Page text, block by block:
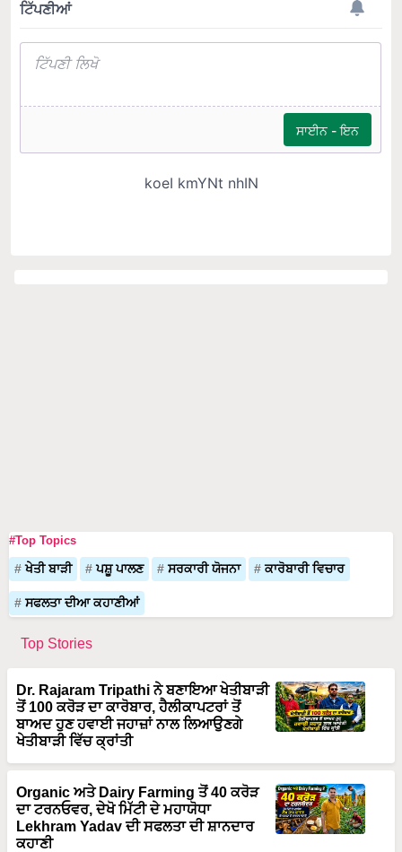
#Top Topics
ਖੇਤੀ ਬਾੜੀ ਪਸ਼ੂ ਪਾਲਣ ਸਰਕਾਰੀ ਯੋਜਨਾ ਕਾਰੋਬਾਰੀ ਵਿਚਾਰ
ਸਫਲਤਾ ਦੀਆ ਕਹਾਣੀਆਂ
Top Stories
Dr. Rajaram Tripathi ਨੇ ਬਣਾਇਆ ਖੇਤੀਬਾੜੀ
ਤੋਂ 100 ਕਰੋੜ ਦਾ ਕਾਰੋਬਾਰ, ਹੈਲੀਕਾਪਟਰਾਂ ਤੋਂ
ਬਾਅਦ ਹੁਣ ਹਵਾਈ ਜਹਾਜ਼ਾਂ ਨਾਲ ਲਿਆਉਣਗੇ
ਖੇਤੀਬਾੜੀ ਵਿੱਚ ਕ੍ਰਾਂਤੀ
Organic ਅਤੇ Dairy Farming ਤੋਂ 40 ਕਰੋੜ
ਦਾ ਟਰਨਓਵਰ, ਦੇਖੋ ਮਿੱਟੀ ਦੇ ਮਹਾਯੋਧਾ
Lekhram Yadav ਦੀ ਸਫਲਤਾ ਦੀ ਸ਼ਾਨਦਾਰ
ਕਹਾਣੀ